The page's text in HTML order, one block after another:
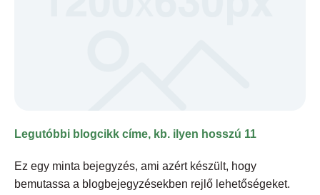
Legutóbbi blogcikk címe, kb. ilyen hosszú 11
Ez egy minta bejegyzés, ami azért készült, hogy
bemutassa a blogbejegyzésekben rejlő lehetőségeket.